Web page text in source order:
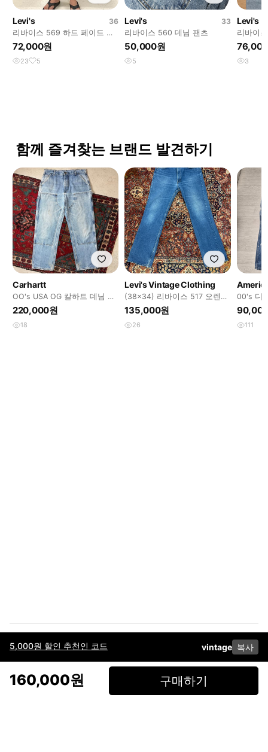
5,000원 할인 추천인 코드 vintage 복사
160,000원 구매하기
Levi's
36
리바이스 569 하드 페이드 버
뮤다 팬츠
72,000원
23 5
Levi's
33
리바이스 560 데님 팬츠
50,000원
5
Levi's
리바이
L32
3
함께 즐겨찾는 브랜드 발견하기
Carhartt
OO's USA OG 칼하트 데님 더
블니 팬츠 칼하트 B73 썩블니
220,000원
18
Levi's Vintage Clothing
(38x34) 리바이스 517 오렌지
탭
135,000원
26
00's 디
페인팅
111
이용약관고객센터판매개인정보 처리방침사업자 정보다운로드
페이스북